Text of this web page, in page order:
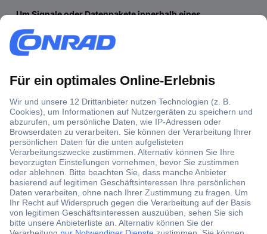
Um Signale oder Datenpakete innerhalb eines
Netzwerkes zu senden und zu empfangen
Verbindungen zwischen Geräten hergestellt.
Neben der kabellosen Methode via
Kabelmit einemRouteroderSwitchverbunden.
Wer keine fertigen Systeme kaufen möchte, sondern
kleinere Webserver, einen Telnet Client und Vergleichbares
selbst aufsetzenmöchte, findet hierfür passende
Netzwerkmodule.
Was sind Netzwerkmodule?
Wofür nutzt man Netzwerkmodule?
Welche Kaufkriterien sind bei Netzwerkmodulen von
größter Bedeutung?